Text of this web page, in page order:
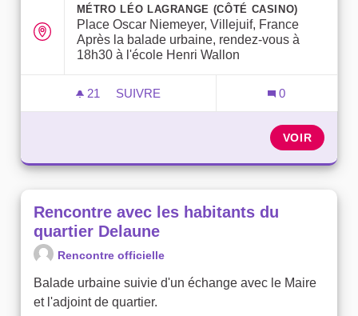
MÉTRO LÉO LAGRANGE (CÔTÉ CASINO)
Place Oscar Niemeyer, Villejuif, France
Après la balade urbaine, rendez-vous à
18h30 à l'école Henri Wallon
21 21 ABONNÉS
SUIVRE
0
VOIR
Rencontre avec les habitants du
quartier Delaune
Rencontre officielle
Balade urbaine suivie d'un échange avec le Maire
et l'adjoint de quartier.